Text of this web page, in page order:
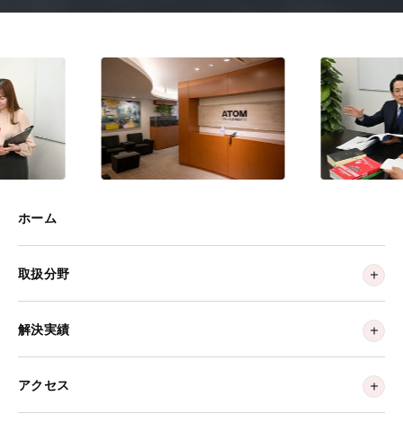
ホーム
取扱分野
解決実績
アクセス